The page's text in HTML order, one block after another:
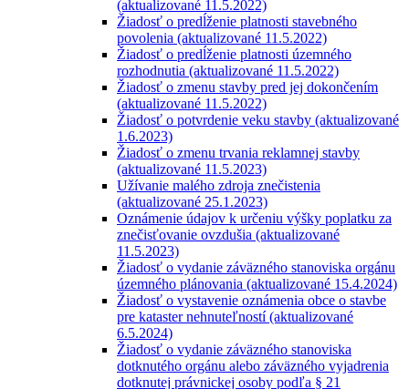
(aktualizované 11.5.2022)
Žiadosť o predĺženie platnosti stavebného
povolenia (aktualizované 11.5.2022)
Žiadosť o predĺženie platnosti územného
rozhodnutia (aktualizované 11.5.2022)
Žiadosť o zmenu stavby pred jej dokončením
(aktualizované 11.5.2022)
Žiadosť o potvrdenie veku stavby (aktualizované
1.6.2023)
Žiadosť o zmenu trvania reklamnej stavby
(aktualizované 11.5.2023)
Užívanie malého zdroja znečistenia
(aktualizované 25.1.2023)
Oznámenie údajov k určeniu výšky poplatku za
znečisťovanie ovzdušia (aktualizované
11.5.2023)
Žiadosť o vydanie záväzného stanoviska orgánu
územného plánovania (aktualizované 15.4.2024)
Žiadosť o vystavenie oznámenia obce o stavbe
pre kataster nehnuteľností (aktualizované
6.5.2024)
Žiadosť o vydanie záväzného stanoviska
dotknutého orgánu alebo záväzného vyjadrenia
dotknutej právnickej osoby podľa § 21